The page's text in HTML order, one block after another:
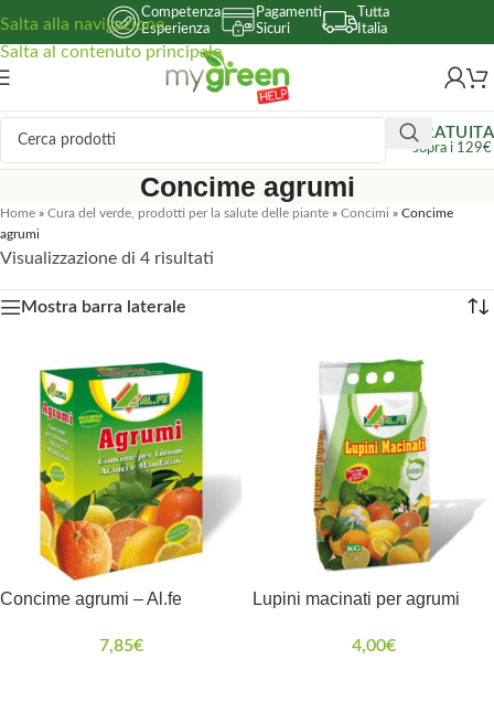
Salta alla navigazione
Salta al contenuto principale
Competenza
Esperienza
Pagamenti
Sicuri
Tutta
Italia
GRATUITA
sopra i 129€
Concime agrumi
Home » Cura del verde, prodotti per la salute delle piante » Concimi » Concime
agrumi
Visualizzazione di 4 risultati
Mostra barra laterale
Concime agrumi – Al.fe
7,85€
Lupini macinati per agrumi
4,00€